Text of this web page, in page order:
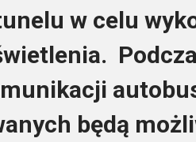
w celu
będą